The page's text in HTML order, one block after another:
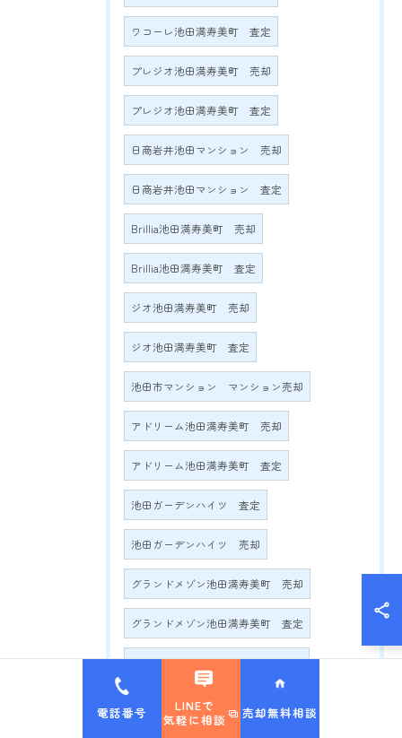
ワコーレ池田満寿美町 査定
プレジオ池田満寿美町 売却
プレジオ池田満寿美町 査定
日商岩井池田マンション 売却
日商岩井池田マンション 査定
Brillia池田満寿美町 売却
Brillia池田満寿美町 査定
ジオ池田満寿美町 売却
ジオ池田満寿美町 査定
池田市マンション マンション売却
アドリーム池田満寿美町 売却
アドリーム池田満寿美町 査定
池田ガーデンハイツ 査定
池田ガーデンハイツ 売却
グランドメゾン池田満寿美町 売却
グランドメゾン池田満寿美町 査定
グランドメゾン満寿美町2016 売却
グランドメゾン満寿美町2016 査定
電話番号
LINEで
気軽に相談
売却無料相談